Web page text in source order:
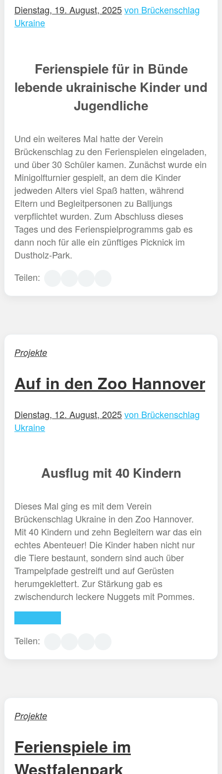
Dienstag, 19. August, 2025von Brückenschlag
Ukraine
Ferienspiele für in Bünde
lebende ukrainische Kinder und
Jugendliche
Und ein weiteres Mal hatte der Verein
Brückenschlag zu den Ferienspielen eingeladen,
und über 30 Schüler kamen. Zunächst wurde ein
Minigolfturnier gespielt, an dem die Kinder
jedweden Alters viel Spaß hatten, während
Eltern und Begleitpersonen zu Balljungs
verpflichtet wurden. Zum Abschluss dieses
Tages und des Ferienspielprogramms gab es
dann noch für alle ein zünftiges Picknick im
Dustholz-Park.
Teilen:
Projekte
Auf in den Zoo Hannover
Dienstag, 12. August, 2025von Brückenschlag
Ukraine
Ausflug mit 40 Kindern
Dieses Mal ging es mit dem Verein
Brückenschlag Ukraine in den Zoo Hannover.
Mit 40 Kindern und zehn Begleitern war das ein
echtes Abenteuer! Die Kinder haben nicht nur
die Tiere bestaunt, sondern sind auch über
Trampelpfade gestreift und auf Gerüsten
herumgeklettert. Zur Stärkung gab es
zwischendurch leckere Nuggets mit Pommes.
Teilen:
Projekte
Ferienspiele im
Westfalenpark